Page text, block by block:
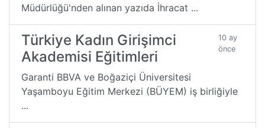
Müdürlüğü'nden alınan yazıda İhracat ...
Türkiye Kadın Girişimci
Akademisi Eğitimleri
10 ay
önce
Garanti BBVA ve Boğaziçi Üniversitesi
Yaşamboyu Eğitim Merkezi (BÜYEM) iş birliğiyle
...